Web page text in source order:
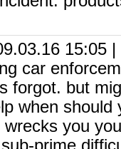
15:05 |
car
forgot. but
when
you